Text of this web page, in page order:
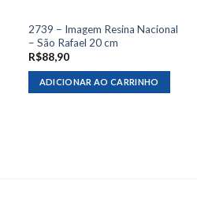
2739 – Imagem Resina Nacional
– São Rafael 20 cm
R$88,90
ADICIONAR AO CARRINHO